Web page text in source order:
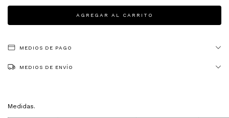
MEDIOS DE PAGO
MEDIOS DE ENVÍO
Medidas.